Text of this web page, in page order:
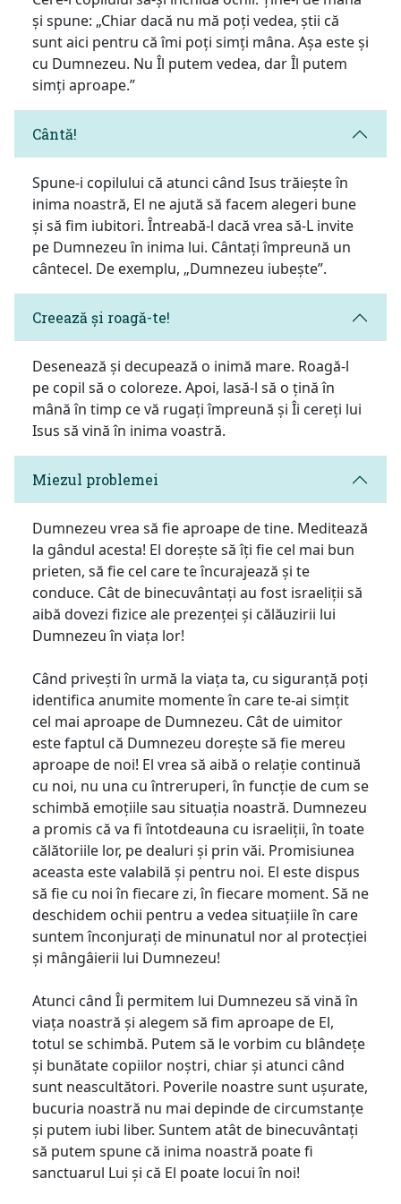
și spune: „Chiar dacă nu mă poți vedea, știi că
sunt aici pentru că îmi poți simți mâna. Așa este și
cu Dumnezeu. Nu Îl putem vedea, dar Îl putem
simți aproape.”
Cântă!
Spune-i copilului că atunci când Isus trăiește în
inima noastră, El ne ajută să facem alegeri bune
și să fim iubitori. Întreabă-l dacă vrea să-L invite
pe Dumnezeu în inima lui. Cântați împreună un
cântecel. De exemplu, „Dumnezeu iubește”.
Creează și roagă-te!
Desenează și decupează o inimă mare. Roagă-l
pe copil să o coloreze. Apoi, lasă-l să o țină în
mână în timp ce vă rugați împreună și Îi cereți lui
Isus să vină în inima voastră.
Miezul problemei
Dumnezeu vrea să fie aproape de tine. Meditează
la gândul acesta! El dorește să îți fie cel mai bun
prieten, să fie cel care te încurajează și te
conduce. Cât de binecuvântați au fost israeliții să
aibă dovezi fizice ale prezenței și călăuzirii lui
Dumnezeu în viața lor!
Când privești în urmă la viața ta, cu siguranță poți
identifica anumite momente în care te-ai simțit
cel mai aproape de Dumnezeu. Cât de uimitor
este faptul că Dumnezeu dorește să fie mereu
aproape de noi! El vrea să aibă o relație continuă
cu noi, nu una cu întreruperi, în funcție de cum se
schimbă emoțiile sau situația noastră. Dumnezeu
a promis că va fi întotdeauna cu israeliții, în toate
călătoriile lor, pe dealuri și prin văi. Promisiunea
aceasta este valabilă și pentru noi. El este dispus
să fie cu noi în fiecare zi, în fiecare moment. Să ne
deschidem ochii pentru a vedea situațiile în care
suntem înconjurați de minunatul nor al protecției
și mângâierii lui Dumnezeu!
Atunci când Îi permitem lui Dumnezeu să vină în
viața noastră și alegem să fim aproape de El,
totul se schimbă. Putem să le vorbim cu blândețe
și bunătate copiilor noștri, chiar și atunci când
sunt neascultători. Poverile noastre sunt ușurate,
bucuria noastră nu mai depinde de circumstanțe
și putem iubi liber. Suntem atât de binecuvântați
să putem spune că inima noastră poate fi
sanctuarul Lui și că El poate locui în noi!